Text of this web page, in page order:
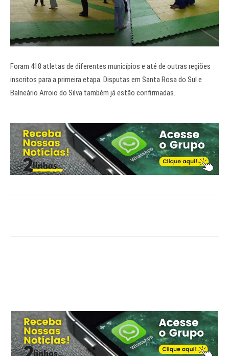
Foram 418 atletas de diferentes municípios e até de outras regiões
inscritos para a primeira etapa. Disputas em Santa Rosa do Sul e
Balneário Arroio do Silva também já estão confirmadas.